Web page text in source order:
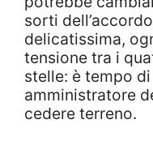
sorti
delicatissima,
tensione tra i
stelle: è tempo
amministratore
cedere terreno.